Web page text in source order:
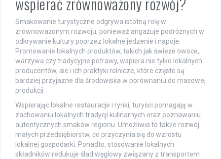
Smakowanie turystyczne odgrywa istotną rolę w
zrównoważonym rozwoju, ponieważ angażuje podróżnych w
odkrywanie kultury poprzez lokalne jedzenie i napoje.
Promowanie lokalnych produktów, takich jak świeże owoce,
warzywa czy tradycyjne potrawy, wspiera nie tylko lokalnych
producentów, ale i ich praktyki rolnicze, które często są
bardziej przyjazne dla środowiska w porównaniu do masowej
produkcji.
Wspierając lokalne restauracje i rynki, turyści pomagają w
zachowaniu lokalnych tradycji kulinarnych oraz poznawaniu
autentycznych smaków regionu. Umożliwia to także rozwój
małych przedsiębiorstw, co przyczynia się do wzrostu
lokalnej gospodarki. Ponadto, stosowanie lokalnych
składników redukuje ślad węglowy związany z transportem